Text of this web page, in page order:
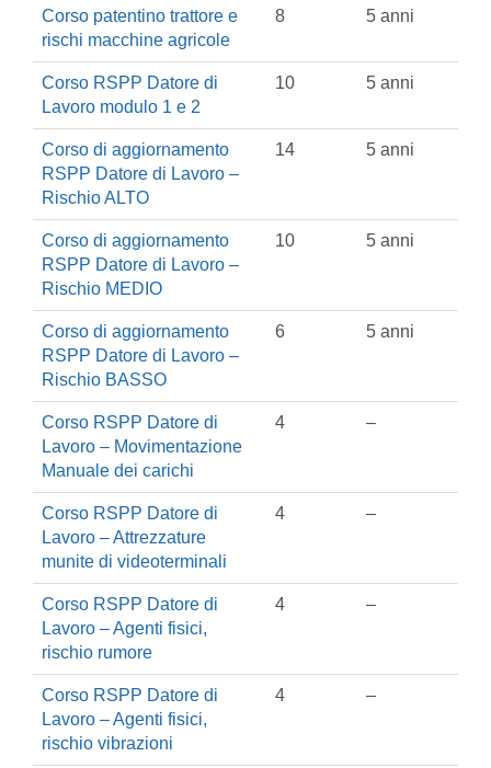
Corso patentino trattore e
rischi macchine agricole
8 5 anni
Corso RSPP Datore di
Lavoro modulo 1 e 2
10 5 anni
Corso di aggiornamento
RSPP Datore di Lavoro –
Rischio ALTO
14 5 anni
Corso di aggiornamento
RSPP Datore di Lavoro –
Rischio MEDIO
10 5 anni
Corso di aggiornamento
RSPP Datore di Lavoro –
Rischio BASSO
6 5 anni
Corso RSPP Datore di
Lavoro – Movimentazione
Manuale dei carichi
4 –
Corso RSPP Datore di
Lavoro – Attrezzature
munite di videoterminali
4 –
Corso RSPP Datore di
Lavoro – Agenti fisici,
rischio rumore
4 –
Corso RSPP Datore di
Lavoro – Agenti fisici,
rischio vibrazioni
4 –